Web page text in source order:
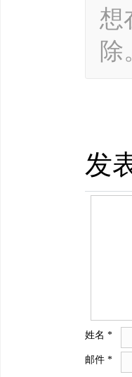
想
除
发
姓名 *
邮件 *